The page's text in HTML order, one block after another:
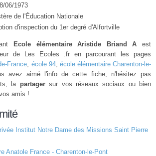
06/1973
de l'Éducation Nationale
d'inspection du 1er degré d'Alfortville
Ecole élémentaire Aristide Briand A est
de Les Ecoles .fr en parcourant les pages
France, école 94, école élémentaire Charenton-le-
avez aimé l'info de cette fiche, n'hésitez pas
la partagersur vos réseaux sociaux ou bien
amis !
Institut Notre Dame des Missions Saint Pierre
Anatole France - Charenton-le-Pont